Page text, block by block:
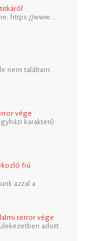
https://www.…
nem találtam.
vége
karakterű
fiú
azzal a
terror vége
adott